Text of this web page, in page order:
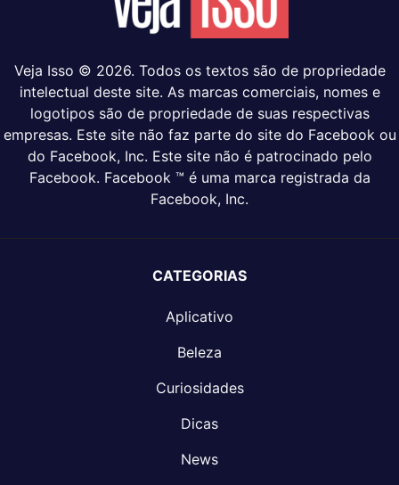
Veja Isso © 2026. Todos os textos são de propriedade
intelectual deste site. As marcas comerciais, nomes e
logotipos são de propriedade de suas respectivas
empresas. Este site não faz parte do site do Facebook ou
do Facebook, Inc. Este site não é patrocinado pelo
Facebook. Facebook ™ é uma marca registrada da
Facebook, Inc.
CATEGORIAS
Aplicativo
Beleza
Curiosidades
Dicas
News